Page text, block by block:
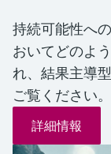
水質分析
温度計
圧力 / 差圧伝送
記録計・シス
超音波流量計
渦流量計
熱式質量流量計
差圧流量測定
ガイドレーダ
超音波式レベル
静電容量式レベ
濁度センサ &
塩素センサ &
溶存酸素セン
実験器具
サーモウェル
高温用温度計
サニタリ温度計
一体型温度計
製品一覧
電源およびバ
ワイヤレス
ゲートウェイ &
排出ガス監視
粒子計測機器
デジタルアナ
Netilion
Netilionライブ
Netilion
Netilion
計測器のメン
パフォーマン
View all
延長保証
プロセス計装
プロセスアナ
計測機器の修理
ダイナミック
分析
石油・ガス／
ライフサイエ
化学産業：サ
パートナー
取扱説明書、カタ
デオ、認定書、そ
ントの検索、ダウ
学ぶ
ラーニングセ
ケイパビリティ
導入事例
ニュース＆スト
イベント & ト
財務成績
グループ経営陣
沿革
企業文化と価
プロジェクト
ーション
My
B2B インテグ
プレスリリース
クイックファ
メディア素材
プレスイベント
展示会
オンラインセ
サミット
ネットワーキ
その他の採用
Job
Job
Sensor
持続可能性へ
おいてどのよ
れ、結果主導
ご覧ください。
詳細情報